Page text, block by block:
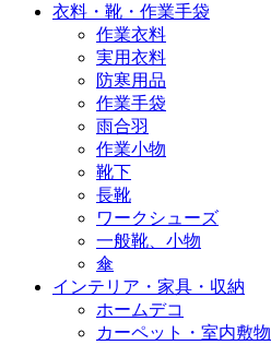
衣料・靴・作業手袋
作業衣料
実用衣料
防寒用品
作業手袋
雨合羽
作業小物
靴下
長靴
ワークシューズ
一般靴、小物
傘
インテリア・家具・収納
ホームデコ
カーペット・室内敷物